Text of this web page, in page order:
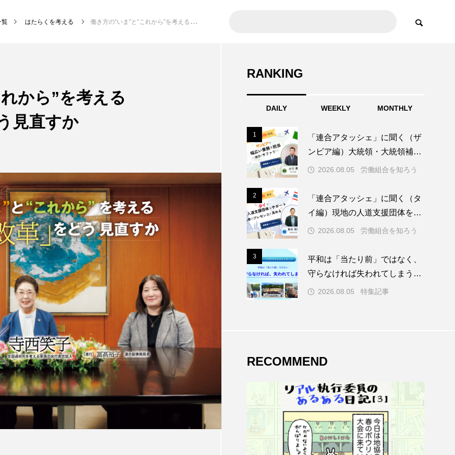
覧 はたらくを考える 働き方の“いま”と“これから”を考える 「働き方改革」をどう見直すか
から”を考える
見直すか
RANKING
DAILY WEEKLY MONTHLY
1
「連合アタッシェ」に聞く（ザ
ンビア編）大統領・大統領補佐
官と打合わせ、TICAD事務局も
広い仕事を経験
2026.08.05 労働組合を知ろう
2
「連合アタッシェ」に聞く（タ
イ編）現地の人道支援団体をサ
ポート 日本のプレゼンスを高
2026.08.05 労働組合を知ろう
3
平和は「当たり前」ではなく、
守らなければ失われてしまう～
ヒロシマ・ナガサキからのメッ
2026.08.05 特集記事
RECOMMEND